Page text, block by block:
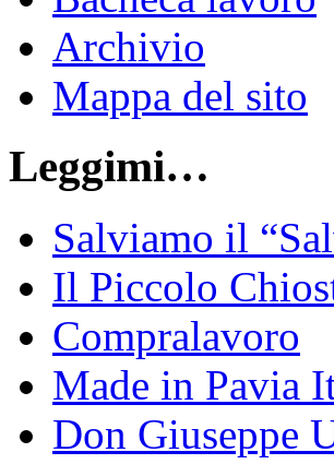
Archivio
Mappa del sito
Leggimi…
Salviamo il
Il Piccolo
Compralavoro
Made in Pavia
Don Giuseppe